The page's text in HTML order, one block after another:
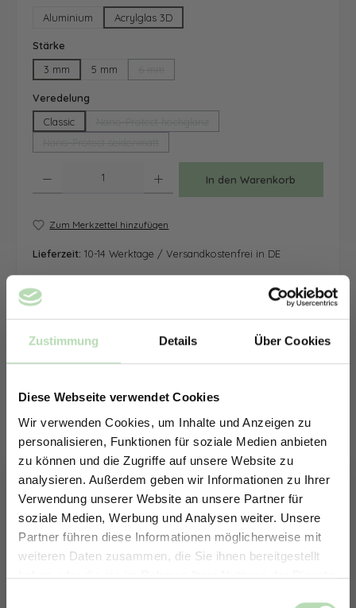
Zustimmung Details Über Cookies
Diese Webseite verwendet Cookies
Wir verwenden Cookies, um Inhalte und Anzeigen zu
personalisieren, Funktionen für soziale Medien anbieten
zu können und die Zugriffe auf unsere Website zu
analysieren. Außerdem geben wir Informationen zu Ihrer
Verwendung unserer Website an unsere Partner für
soziale Medien, Werbung und Analysen weiter. Unsere
Partner führen diese Informationen möglicherweise mit
weiteren Daten zusammen, die Sie ihnen bereitgestellt
haben oder die sie im Rahmen Ihrer Nutzung der Dienste
Aluminium
Acrylglas 3D
Stärke
3 mm
5 mm
Veredelung
Classic
In den Warenkorb
Zum Merkzettel hinzufügen
Lieferzeit: 10-14 Werktage / Versandkostenfrei in DE
ERHALTE 5% RABATT AUF
DEINE RÜCKWÄNDE